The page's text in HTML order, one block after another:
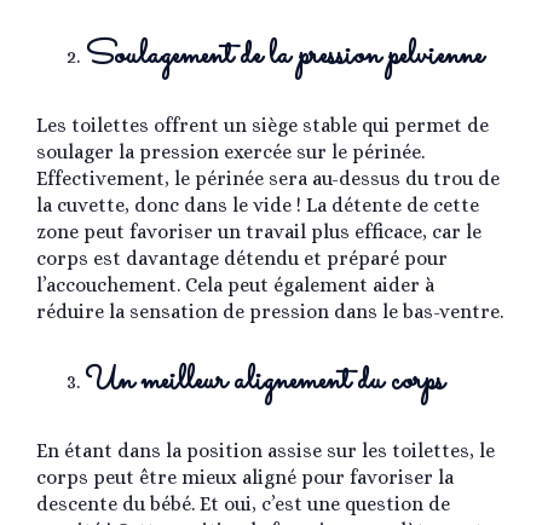
Soulagement de la pression pelvienne
Les toilettes offrent un siège stable qui permet de
soulager la pression exercée sur le périnée.
Effectivement, le périnée sera au-dessus du trou de
la cuvette, donc dans le vide ! La détente de cette
zone peut favoriser un travail plus efficace, car le
corps est davantage détendu et préparé pour
l’accouchement. Cela peut également aider à
réduire la sensation de pression dans le bas-ventre.
Un meilleur alignement du corps
En étant dans la position assise sur les toilettes, le
corps peut être mieux aligné pour favoriser la
descente du bébé. Et oui, c’est une question de